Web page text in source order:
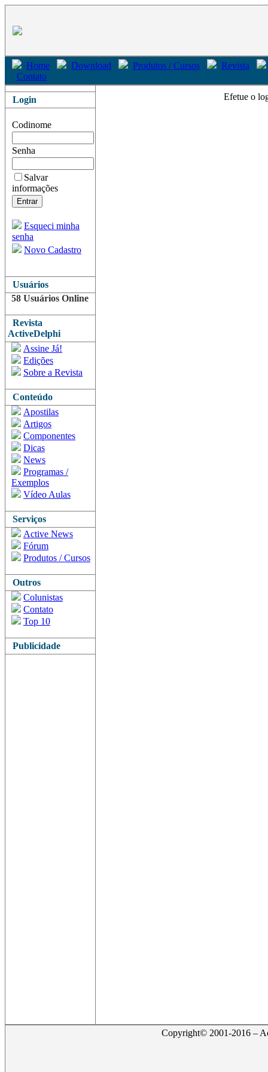
Home Download Produtos / Cursos
Revista
Contato
Login
Codinome
Senha
Salvar
informações
Esqueci minha
senha
Novo Cadastro
Usuários
58 Usuários Online
Revista
ActiveDelphi
Assine Já!
Edições
Sobre a Revista
Conteúdo
Apostilas
Artigos
Componentes
Dicas
News
Programas /
Exemplos
Vídeo Aulas
Serviços
Active News
Fórum
Produtos / Cursos
Outros
Colunistas
Contato
Top 10
Publicidade
Efetue o
Copyright© 2001-2016 –